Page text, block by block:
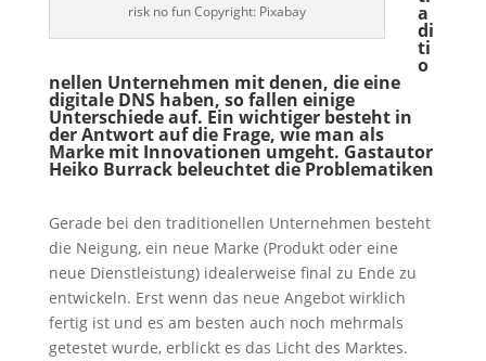
risk no fun Copyright: Pixabay
a
di
ti
o
nellen Unternehmen mit denen, die eine
digitale DNS haben, so fallen einige
Unterschiede auf. Ein wichtiger besteht in
der Antwort auf die Frage, wie man als
Marke mit Innovationen umgeht. Gastautor
Heiko Burrack beleuchtet die Problematiken
Gerade bei den traditionellen Unternehmen besteht
die Neigung, ein neue Marke (Produkt oder eine
neue Dienstleistung) idealerweise final zu Ende zu
entwickeln. Erst wenn das neue Angebot wirklich
fertig ist und es am besten auch noch mehrmals
getestet wurde, erblickt es das Licht des Marktes.